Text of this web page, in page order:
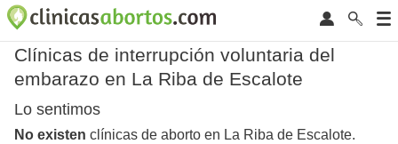
Clínicas de interrupción voluntaria del
embarazo en La Riba de Escalote
Lo sentimos
No existen clínicas de aborto en La Riba de Escalote.